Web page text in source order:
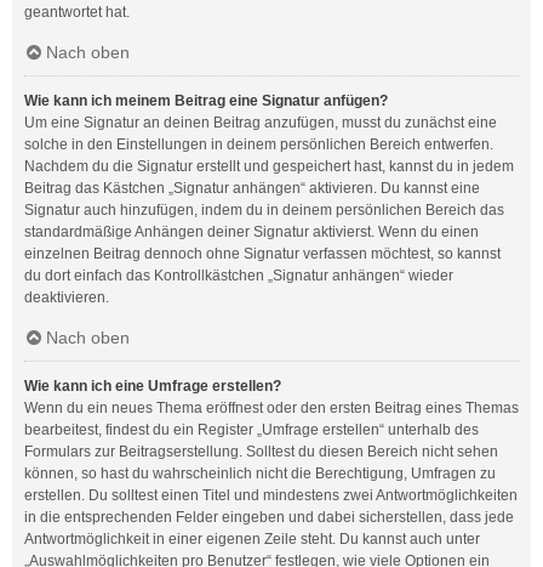
geantwortet hat.
Nach oben
Wie kann ich meinem Beitrag eine Signatur anfügen?
Um eine Signatur an deinen Beitrag anzufügen, musst du zunächst eine
solche in den Einstellungen in deinem persönlichen Bereich entwerfen.
Nachdem du die Signatur erstellt und gespeichert hast, kannst du in jedem
Beitrag das Kästchen „Signatur anhängen“ aktivieren. Du kannst eine
Signatur auch hinzufügen, indem du in deinem persönlichen Bereich das
standardmäßige Anhängen deiner Signatur aktivierst. Wenn du einen
einzelnen Beitrag dennoch ohne Signatur verfassen möchtest, so kannst
du dort einfach das Kontrollkästchen „Signatur anhängen“ wieder
deaktivieren.
Nach oben
Wie kann ich eine Umfrage erstellen?
Wenn du ein neues Thema eröffnest oder den ersten Beitrag eines Themas
bearbeitest, findest du ein Register „Umfrage erstellen“ unterhalb des
Formulars zur Beitragserstellung. Solltest du diesen Bereich nicht sehen
können, so hast du wahrscheinlich nicht die Berechtigung, Umfragen zu
erstellen. Du solltest einen Titel und mindestens zwei Antwortmöglichkeiten
in die entsprechenden Felder eingeben und dabei sicherstellen, dass jede
Antwortmöglichkeit in einer eigenen Zeile steht. Du kannst auch unter
„Auswahlmöglichkeiten pro Benutzer“ festlegen, wie viele Optionen ein